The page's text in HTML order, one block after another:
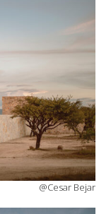
@Cesar Bejar